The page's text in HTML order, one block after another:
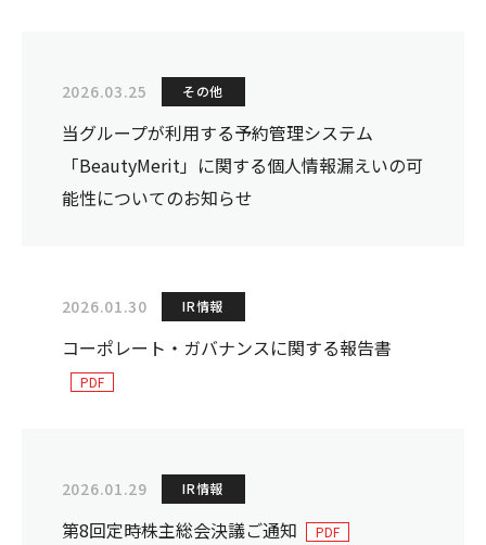
2026.03.25 その他
当グループが利用する予約管理システム
「BeautyMerit」に関する個人情報漏えいの可
能性についてのお知らせ
2026.01.30 IR情報
コーポレート・ガバナンスに関する報告書
2026.01.29 IR情報
第8回定時株主総会決議ご通知